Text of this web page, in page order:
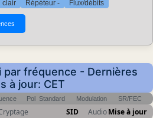
clair
Répéteur - Flux/débits
fréquence - Dernières
à jour: CET
Pol Standard Modulation SR/FEC
SID AudioMise à jour